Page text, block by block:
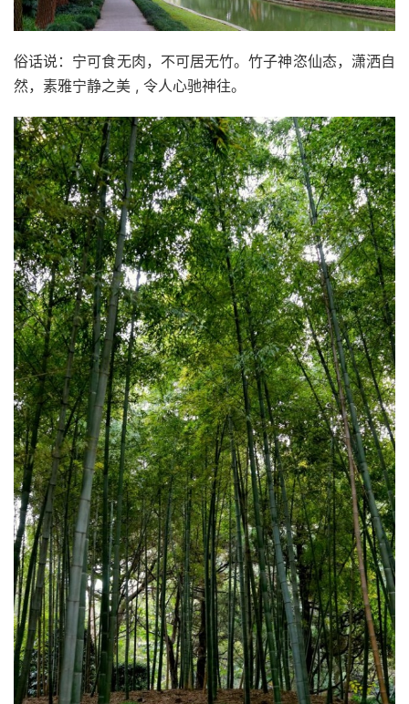
俗话说：宁可食无肉，不可居无竹。竹子神恣仙态，潇洒自
然，素雅宁静之美 , 令人心驰神往。